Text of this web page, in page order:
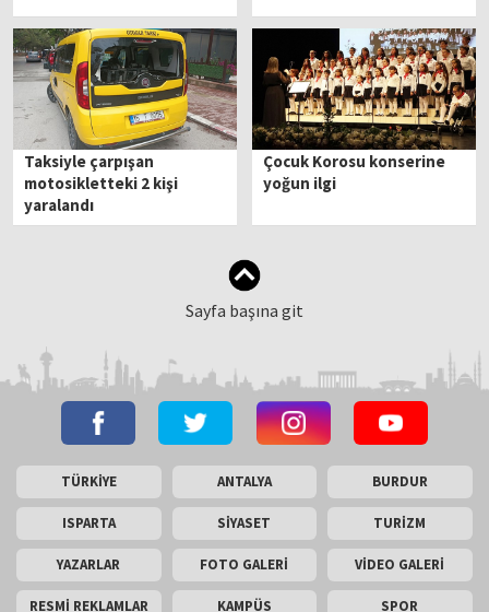
Taksiyle çarpışan
motosikletteki 2 kişi
yaralandı
Çocuk Korosu konserine
yoğun ilgi
Sayfa başına git
TÜRKİYE ANTALYA BURDUR
ISPARTA SİYASET TURİZM
YAZARLAR FOTO GALERİ VİDEO GALERİ
RESMİ REKLAMLAR KAMPÜS SPOR